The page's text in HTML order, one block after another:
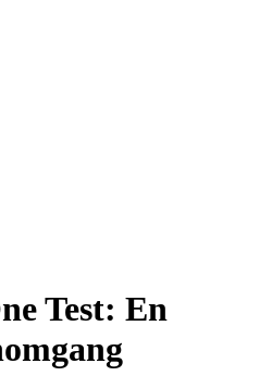
Test: En